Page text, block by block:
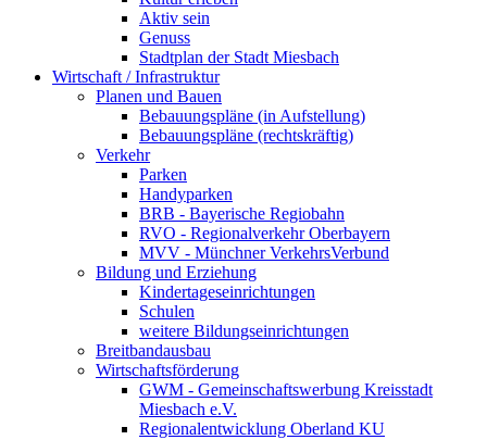
Aktiv sein
Genuss
Stadtplan der Stadt Miesbach
Wirtschaft / Infrastruktur
Planen und Bauen
Bebauungspläne (in Aufstellung)
Bebauungspläne (rechtskräftig)
Verkehr
Parken
Handyparken
BRB - Bayerische Regiobahn
RVO - Regionalverkehr Oberbayern
MVV - Münchner VerkehrsVerbund
Bildung und Erziehung
Kindertageseinrichtungen
Schulen
weitere Bildungseinrichtungen
Breitbandausbau
Wirtschaftsförderung
GWM - Gemeinschaftswerbung Kreisstadt
Miesbach e.V.
Regionalentwicklung Oberland KU